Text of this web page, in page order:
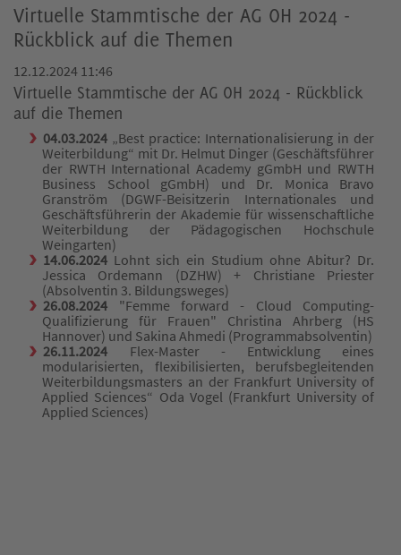
Virtuelle Stammtische der AG OH 2024 -
Rückblick auf die Themen
12.12.2024 11:46
Virtuelle Stammtische der AG OH 2024 - Rückblick
auf die Themen
04.03.2024 „Best practice: Internationalisierung in der
Weiterbildung“ mit Dr. Helmut Dinger (Geschäftsführer
der RWTH International Academy gGmbH und RWTH
Business School gGmbH) und Dr. Monica Bravo
Granström (DGWF-Beisitzerin Internationales und
Geschäftsführerin der Akademie für wissenschaftliche
Weiterbildung der Pädagogischen Hochschule
Weingarten)
14.06.2024 Lohnt sich ein Studium ohne Abitur? Dr.
Jessica Ordemann (DZHW) + Christiane Priester
(Absolventin 3. Bildungsweges)
26.08.2024 "Femme forward - Cloud Computing-
Qualifizierung für Frauen" Christina Ahrberg (HS
Hannover) und Sakina Ahmedi (Programmabsolventin)
26.11.2024 Flex-Master - Entwicklung eines
modularisierten, flexibilisierten, berufsbegleitenden
Weiterbildungsmasters an der Frankfurt University of
Applied Sciences“ Oda Vogel (Frankfurt University of
Applied Sciences)